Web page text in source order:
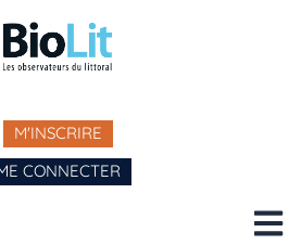
M'INSCRIRE
CONNECTER